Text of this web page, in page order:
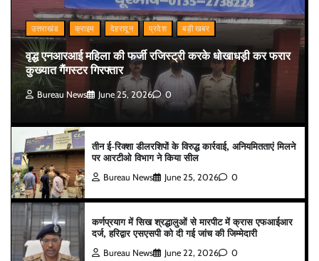
उत्तराखंड क्राइम देहरादून प्रदेश बड़ी खबर
वृद्ध एनआरआई महिला की फर्जी रजिस्ट्री करके धोखाधड़ी कर फरार
कुख्यात गैंगस्टर गिरफ्तार
Bureau News June 25, 2026 0
तीन ई-रिक्शा डीलरशिपों के विरुद्ध कार्रवाई, अनियमितताएं मिलने
पर आरटीओ विभाग ने किया सील
Bureau News June 25, 2026 0
कर्णप्रयाग में सिख श्रद्धालुओं से मारपीट में क्रास एफआईआर
दर्ज, हरिद्वार एसएसपी को दी गई जांच की जिम्मेदारी
Bureau News June 22, 2026 0